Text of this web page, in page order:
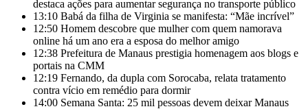
destaca ações para aumentar segurança no transporte público
13:10 Babá da filha de Virginia se manifesta: “Mãe incrível”
12:50 Homem descobre que mulher com quem namorava
online há um ano era a esposa do melhor amigo
12:38 Prefeitura de Manaus prestigia homenagem aos blogs e
portais na CMM
12:19 Fernando, da dupla com Sorocaba, relata tratamento
contra vício em remédio para dormir
14:00 Semana Santa: 25 mil pessoas devem deixar Manaus